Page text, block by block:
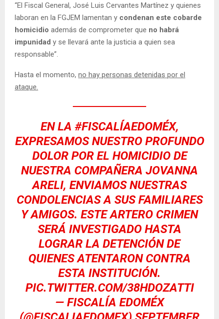
“El Fiscal General, José Luis Cervantes Martínez y quienes
laboran en la FGJEM lamentan y condenan este cobarde
homicidio además de comprometer que no habrá
impunidad y se llevará ante la justicia a quien sea
responsable”.
Hasta el momento, no hay personas detenidas por el
ataque.
EN LA #FISCALÍAEDOMÉX,
EXPRESAMOS NUESTRO PROFUNDO
DOLOR POR EL HOMICIDIO DE
NUESTRA COMPAÑERA JOVANNA
ARELI, ENVIAMOS NUESTRAS
CONDOLENCIAS A SUS FAMILIARES
Y AMIGOS. ESTE ARTERO CRIMEN
SERÁ INVESTIGADO HASTA
LOGRAR LA DETENCIÓN DE
QUIENES ATENTARON CONTRA
ESTA INSTITUCIÓN.
PIC.TWITTER.COM/38HDOZATTI
— FISCALÍA EDOMÉX